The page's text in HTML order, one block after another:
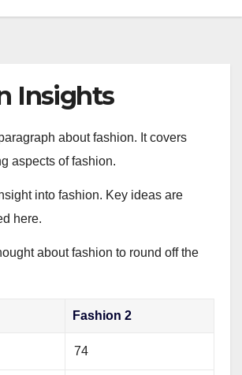
Insights
about fashion. It covers
aspects of fashion.
into fashion. Key ideas are
here.
about fashion to round off the
Fashion 2
74